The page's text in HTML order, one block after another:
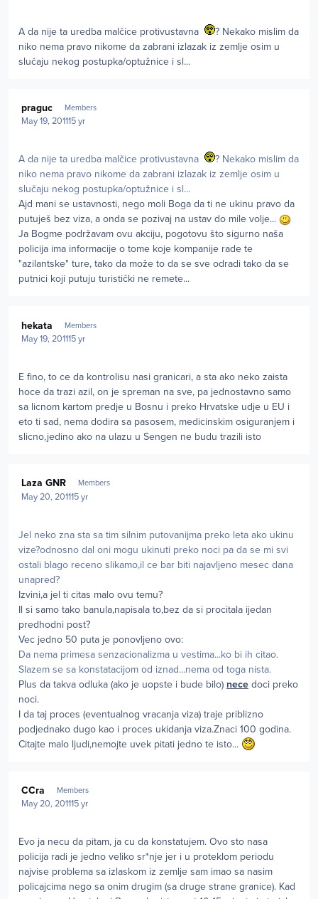
A da nije ta uredba malčice protivustavna
? Nekako mislim da
niko nema pravo nikome da zabrani izlazak iz zemlje osim u
slučaju nekog postupka/optužnice i sl...
praguc Members
May 19, 201115 yr
A da nije ta uredba malčice protivustavna
? Nekako mislim da
niko nema pravo nikome da zabrani izlazak iz zemlje osim u
slučaju nekog postupka/optužnice i sl...
Ajd mani se ustavnosti, nego moli Boga da ti ne ukinu pravo da
putuješ bez viza, a onda se pozivaj na ustav do mile volje...
Ja Bogme podržavam ovu akciju, pogotovu što sigurno naša
policija ima informacije o tome koje kompanije rade te
"azilantske" ture, tako da može to da se sve odradi tako da se
putnici koji putuju turistički ne remete...
hekata Members
May 19, 201115 yr
E fino, to ce da kontrolisu nasi granicari, a sta ako neko zaista
hoce da trazi azil, on je spreman na sve, pa jednostavno samo
sa licnom kartom predje u Bosnu i preko Hrvatske udje u EU i
eto ti sad, nema dodira sa pasosem, medicinskim osiguranjem i
slicno,jedino ako na ulazu u Sengen ne budu trazili isto
Laza GNR Members
May 20, 201115 yr
Jel neko zna sta sa tim silnim putovanijma preko leta ako ukinu
vize?odnosno dal oni mogu ukinuti preko noci pa da se mi svi
ostali blago receno slikamo,il ce bar biti najavljeno mesec dana
unapred?
Izvini,a jel ti citas malo ovu temu?
Il si samo tako banula,napisala to,bez da si procitala ijedan
predhodni post?
Vec jedno 50 puta je ponovljeno ovo:
Da nema primesa senzacionalizma u vestima...ko bi ih citao.
Slazem se sa konstatacijom od iznad...nema od toga nista.
Plus da takva odluka (ako je uopste i bude bilo) nece doci preko
noci.
I da taj proces (eventualnog vracanja viza) traje priblizno
podjednako dugo kao i proces ukidanja viza.Znaci 100 godina.
Citajte malo ljudi,nemojte uvek pitati jedno te isto...
CCra Members
May 20, 201115 yr
Evo ja necu da pitam, ja cu da konstatujem. Ovo sto nasa
policija radi je jedno veliko sr*nje jer i u proteklom periodu
najvise problema sa izlaskom iz zemlje sam imao sa nasim
policajcima nego sa onim drugim (sa druge strane granice). Kad